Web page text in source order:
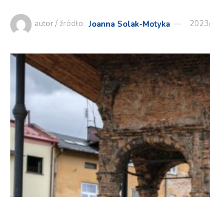
autor / źródło: Joanna Solak-Motyka